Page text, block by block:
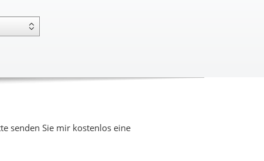
senden Sie mir kostenlos eine